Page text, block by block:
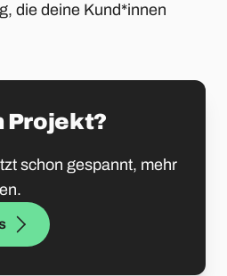
die deine Kund*innen
Projekt?
schon gespannt, mehr